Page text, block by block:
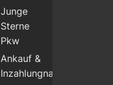
Junge
Sterne
Pkw
Ankauf &
Inzahlungnahme